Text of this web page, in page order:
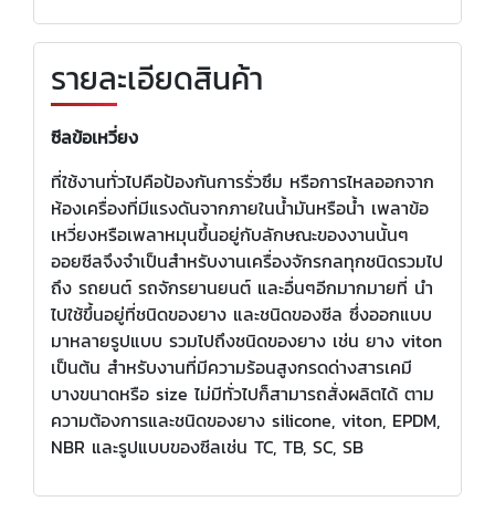
รายละเอียดสินค้า
ซีลข้อเหวี่ยง
ที่ใช้งานทั่วไปคือป้องกันการรั่วซึม หรือการไหลออกจาก
ห้องเครื่องที่มีแรงดันจากภายในน้ำมันหรือน้ำ เพลาข้อ
เหวี่ยงหรือเพลาหมุนขึ้นอยู่กับลักษณะของงานนั้นๆ
ออยซีลจึงจำเป็นสำหรับงานเครื่องจักรกลทุกชนิดรวมไป
ถึง รถยนต์ รถจักรยานยนต์ และอื่นๆอีกมากมายที่ นำ
ไปใช้ขึ้นอยู่ที่ชนิดของยาง และชนิดของซีล ซึ่งออกแบบ
มาหลายรูปแบบ รวมไปถึงชนิดของยาง เช่น ยาง viton
เป็นต้น สำหรับงานที่มีความร้อนสูงกรดด่างสารเคมี
บางขนาดหรือ size ไม่มีทั่วไปก็สามารถสั่งผลิตได้ ตาม
ความต้องการและชนิดของยาง silicone, viton, EPDM,
NBR และรูปแบบของซีลเช่น TC, TB, SC, SB